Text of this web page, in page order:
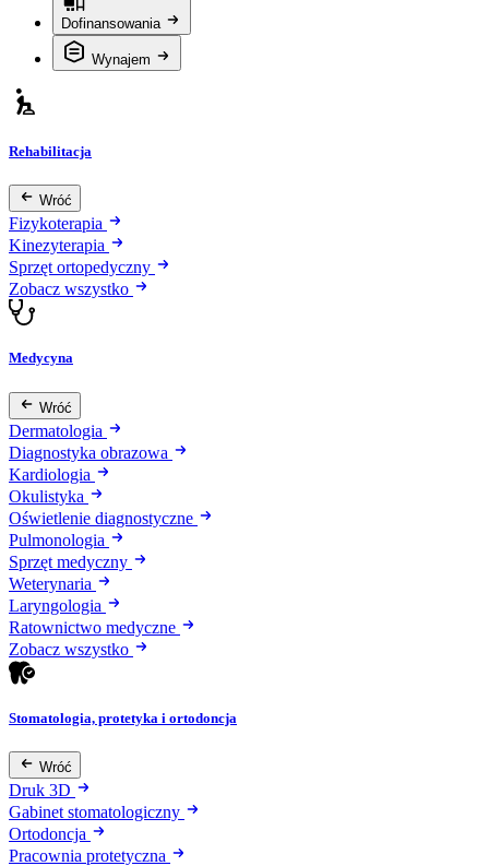
Dofinansowania
Wynajem
Rehabilitacja
Wróć
Fizykoterapia
Kinezyterapia
Sprzęt ortopedyczny
Zobacz wszystko
Medycyna
Wróć
Dermatologia
Diagnostyka obrazowa
Kardiologia
Okulistyka
Oświetlenie diagnostyczne
Pulmonologia
Sprzęt medyczny
Weterynaria
Laryngologia
Ratownictwo medyczne
Zobacz wszystko
Stomatologia, protetyka i ortodoncja
Wróć
Druk 3D
Gabinet stomatologiczny
Ortodoncja
Pracownia protetyczna